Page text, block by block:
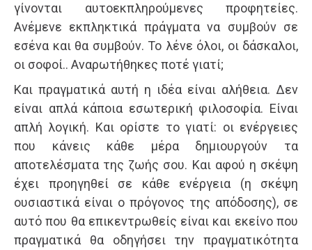
γίνονται αυτοεκπληρούμενες προφητείες.
Ανέμενε εκπληκτικά πράγματα να συμβούν σε
εσένα και θα συμβούν. Το λένε όλοι, οι δάσκαλοι,
οι σοφοί.. Αναρωτήθηκες ποτέ γιατί;
Και πραγματικά αυτή η ιδέα είναι αλήθεια. Δεν
είναι απλά κάποια εσωτερική φιλοσοφία. Είναι
απλή λογική. Και ορίστε το γιατί: οι ενέργειες
που κάνεις κάθε μέρα δημιουργούν τα
αποτελέσματα της ζωής σου. Και αφού η σκέψη
έχει προηγηθεί σε κάθε ενέργεια (η σκέψη
ουσιαστικά είναι ο πρόγονος της απόδοσης), σε
αυτό που θα επικεντρωθείς είναι και εκείνο που
πραγματικά θα οδηγήσει την πραγματικότητα